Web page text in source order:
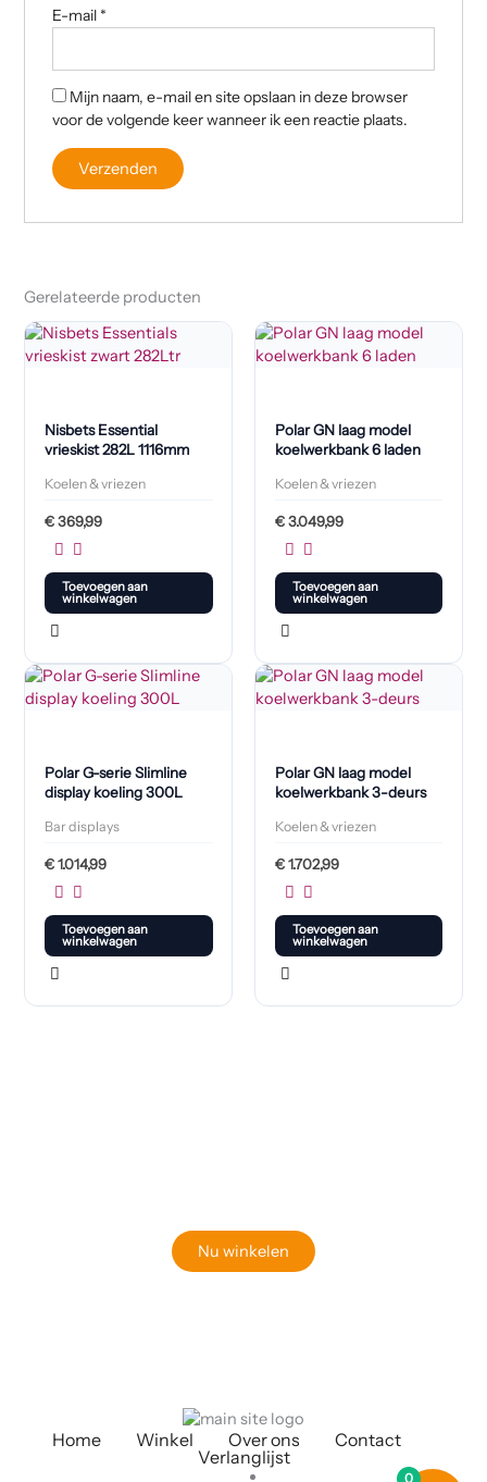
E-mail *
Mijn naam, e-mail en site opslaan in deze browser
voor de volgende keer wanneer ik een reactie plaats.
Gerelateerde producten
Nisbets Essential
vrieskist 282L 1116mm
Koelen & vriezen
€369,99
Toevoegen aan
winkelwagen
Polar GN laag model
koelwerkbank 6 laden
Koelen & vriezen
€3.049,99
Toevoegen aan
winkelwagen
Polar G-serie Slimline
display koeling 300L
Bar displays
€1.014,99
Toevoegen aan
winkelwagen
Polar GN laag model
koelwerkbank 3-deurs
Koelen & vriezen
€1.702,99
Toevoegen aan
winkelwagen
Nu winkelen
Home Winkel Over ons
Contact
Verlanglijst
0